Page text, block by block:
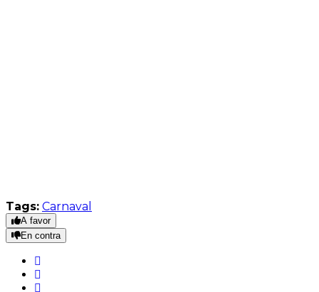
Tags: Carnaval
A favor
En contra